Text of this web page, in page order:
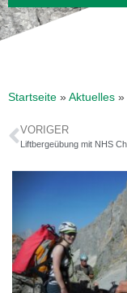
Startseite » Aktuelles »
VORIGER
Liftbergeübung mit NHS